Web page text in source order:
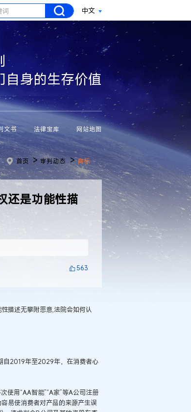
中文
自身的生存价值
文书 法律宝库 网站地图
首页 >审判动态 >商标
还是功能性描
563
描述无攀附恶意,法院会如何认
自2019年至2029年，在消费者心
使用“AA智能”“A家”等A公司注册
易使消费者对产品的来源产生误